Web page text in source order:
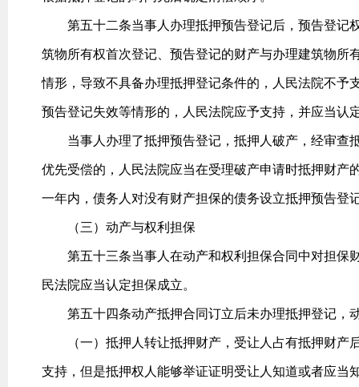
第五十二条当事人办理抵押预告登记后，预告登记
筑物所有权首次登记、预告登记的财产与办理建筑物所
情形，导致不具备办理抵押登记条件的，人民法院不予
预告登记失效等情形的，人民法院应予支持，并应当认
当事人办理了抵押预告登记，抵押人破产，经审查
优先受偿的，人民法院应当在受理破产申请时抵押财产
一年内，债务人对没有财产担保的债务设立抵押预告登
（三）动产与权利担保
第五十三条当事人在动产和权利担保合同中对担保
民法院应当认定担保成立。
第五十四条动产抵押合同订立后未办理抵押登记，
（一）抵押人转让抵押财产，受让人占有抵押财产
支持，但是抵押权人能够举证证明受让人知道或者应当